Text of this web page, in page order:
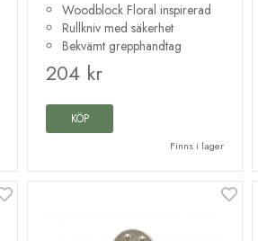
Woodblock Floral inspirerad
Rullkniv med säkerhet
Bekvämt grepphandtag
204 kr
KÖP
Finns i lager